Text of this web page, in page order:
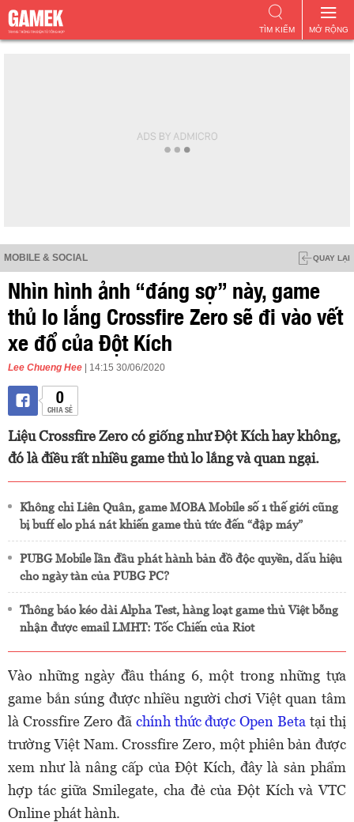
MỞ RỘNG
TÌM KIẾM
MOBILE & SOCIAL QUAY LẠI
Nhìn hình ảnh “đáng sợ” này, game
thủ lo lắng Crossfire Zero sẽ đi vào vết
xe đổ của Đột Kích
Lee Chueng Hee | 14:15 30/06/2020
0
CHIA SẺ
Liệu Crossfire Zero có giống như Đột Kích hay không,
đó là điều rất nhiều game thủ lo lắng và quan ngại.
Không chỉ Liên Quân, game MOBA Mobile số 1 thế giới cũng
bị buff elo phá nát khiến game thủ tức đến “đập máy”
PUBG Mobile lần đầu phát hành bản đồ độc quyền, dấu hiệu
cho ngày tàn của PUBG PC?
Thông báo kéo dài Alpha Test, hàng loạt game thủ Việt bỗng
nhận được email LMHT: Tốc Chiến của Riot
Vào những ngày đầu tháng 6, một trong những tựa
game bắn súng được nhiều người chơi Việt quan tâm
là Crossfire Zero đã chính thức được Open Beta tại thị
trường Việt Nam. Crossfire Zero, một phiên bản được
xem như là nâng cấp của Đột Kích, đây là sản phẩm
hợp tác giữa Smilegate, cha đẻ của Đột Kích và VTC
Online phát hành.